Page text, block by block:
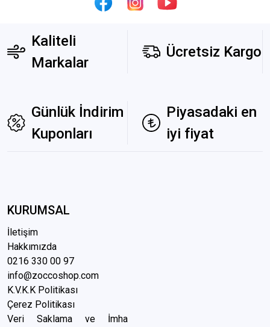
Kaliteli
Markalar
Ücretsiz Kargo
Günlük İndirim
Kuponları
Piyasadaki en
iyi fiyat
KURUMSAL
İletişim
Hakkımızda
0216 330 00 97
info@zoccoshop.com
K.V.K.K Politikası
Çerez Politikası
Veri Saklama ve İmha